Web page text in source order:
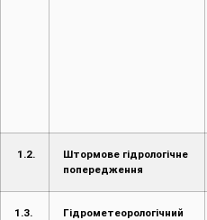
1.2.
Штормове гідрологічне
попередження
1.3.
Гідрометеорологічний